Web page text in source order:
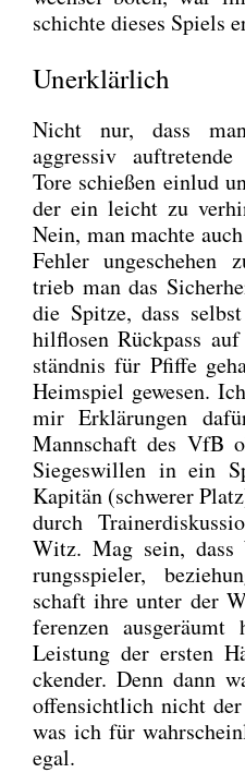
schich­te die­ses Spiels
Unerklärlich
Nicht nur, dass
aggres­siv
Tore schie­ßen ein­lud
der ein leicht zu
Nein, man mach­te
Feh­ler unge­sche­hen
trieb man das
die Spit­ze, dass
hilf­lo­sen Rück­pass
ständ­nis für Pfif­fe
Heim­spiel gewe­sen.
mir Erklä­run­gen
Mann­schaft des VfB
Sie­ges­wil­len in ein
Kapi­tän (schwe­rer
durch
Witz. Mag sein,
rungs­spie­ler,
schaft ihre unter der
fe­ren­zen
Leis­tung der ers­ten
cken­der. Denn dann
offen­sicht­lich nicht
was ich für
egal.